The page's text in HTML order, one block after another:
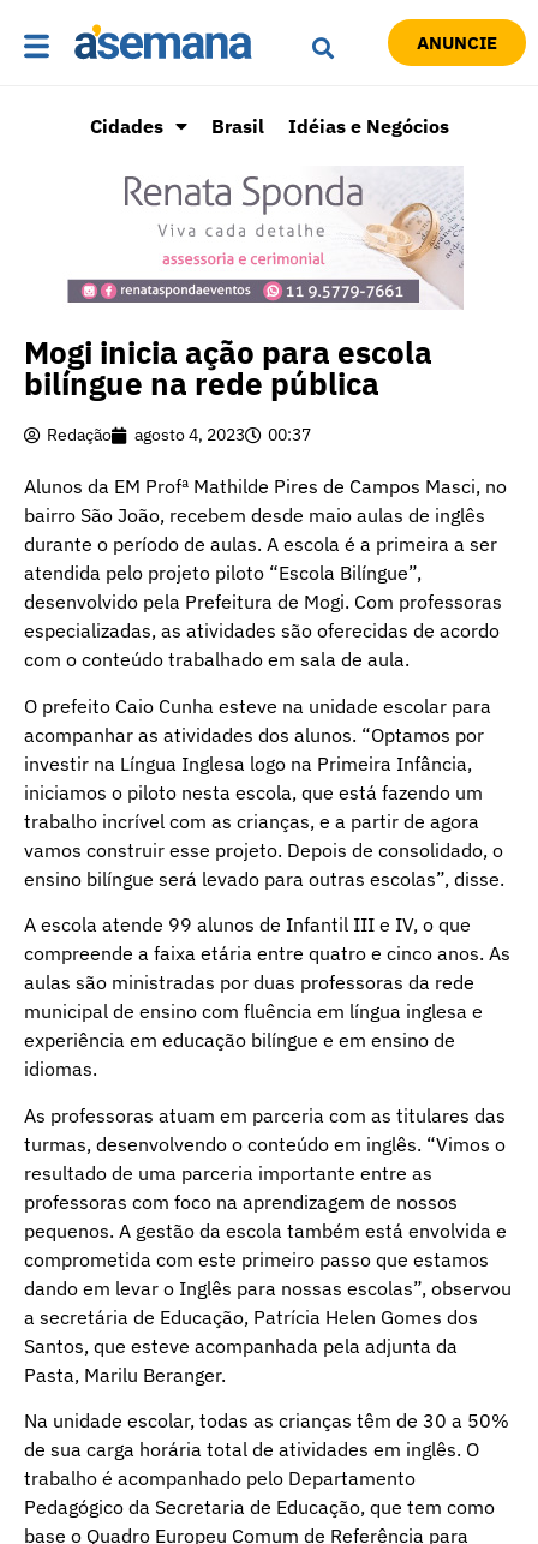
ANUNCIE
Cidades Brasil Idéias e Negócios
Mogi inicia ação para escola
bilíngue na rede pública
Redação agosto 4, 2023 00:37
Alunos da EM Profª Mathilde Pires de Campos Masci, no
bairro São João, recebem desde maio aulas de inglês
durante o período de aulas. A escola é a primeira a ser
atendida pelo projeto piloto “Escola Bilíngue”,
desenvolvido pela Prefeitura de Mogi. Com professoras
especializadas, as atividades são oferecidas de acordo
com o conteúdo trabalhado em sala de aula.
O prefeito Caio Cunha esteve na unidade escolar para
acompanhar as atividades dos alunos. “Optamos por
investir na Língua Inglesa logo na Primeira Infância,
iniciamos o piloto nesta escola, que está fazendo um
trabalho incrível com as crianças, e a partir de agora
vamos construir esse projeto. Depois de consolidado, o
ensino bilíngue será levado para outras escolas”, disse.
A escola atende 99 alunos de Infantil III e IV, o que
compreende a faixa etária entre quatro e cinco anos. As
aulas são ministradas por duas professoras da rede
municipal de ensino com fluência em língua inglesa e
experiência em educação bilíngue e em ensino de
idiomas.
As professoras atuam em parceria com as titulares das
turmas, desenvolvendo o conteúdo em inglês. “Vimos o
resultado de uma parceria importante entre as
professoras com foco na aprendizagem de nossos
pequenos. A gestão da escola também está envolvida e
comprometida com este primeiro passo que estamos
dando em levar o Inglês para nossas escolas”, observou
a secretária de Educação, Patrícia Helen Gomes dos
Santos, que esteve acompanhada pela adjunta da
Pasta, Marilu Beranger.
Na unidade escolar, todas as crianças têm de 30 a 50%
de sua carga horária total de atividades em inglês. O
trabalho é acompanhado pelo Departamento
Pedagógico da Secretaria de Educação, que tem como
base o Quadro Europeu Comum de Referência para